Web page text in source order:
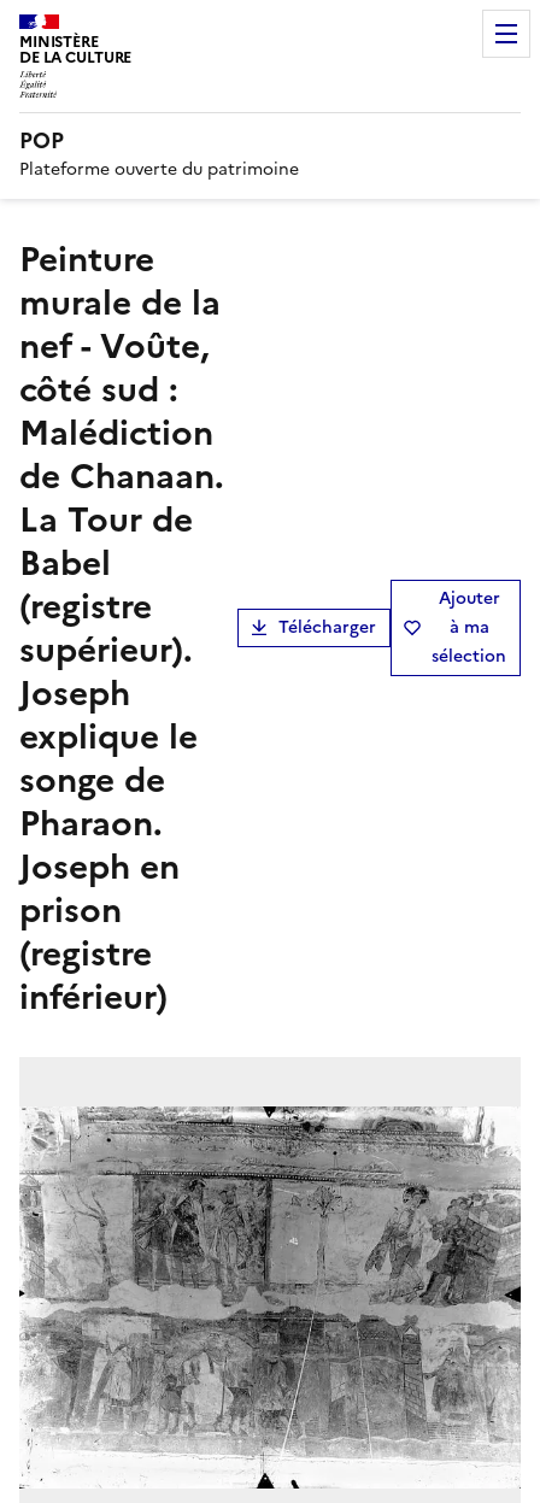
MINISTÈRE
DE LA CULTURE
POP
Plateforme ouverte du patrimoine
Peinture
murale de la
nef - Voûte,
côté sud :
Malédiction
de Chanaan.
La Tour de
Babel
(registre
supérieur).
Joseph
explique le
songe de
Pharaon.
Joseph en
prison
(registre
inférieur)
Télécharger
Ajouter
à ma
sélection